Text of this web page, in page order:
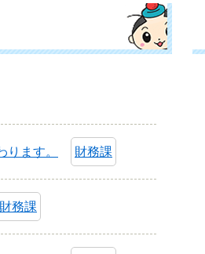
ます。 財務課
財務課